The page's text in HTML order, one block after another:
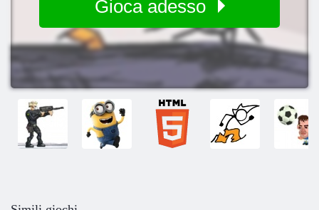
Gioca adesso